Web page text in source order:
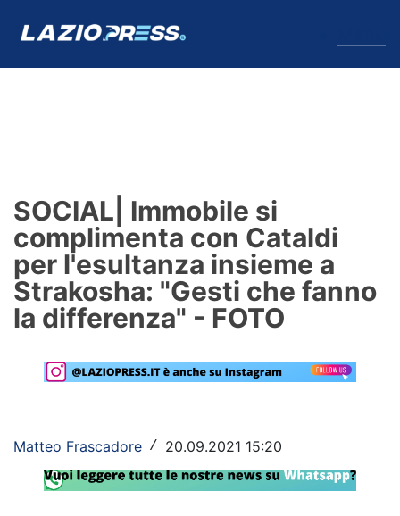
Formello
Infortuni
Primavera
Lazio Women
Social
SOCIAL| Immobile si
complimenta con Cataldi
per l'esultanza insieme a
Strakosha: "Gesti che fanno
la differenza" - FOTO
Matteo Frascadore / 20.09.2021 15:20